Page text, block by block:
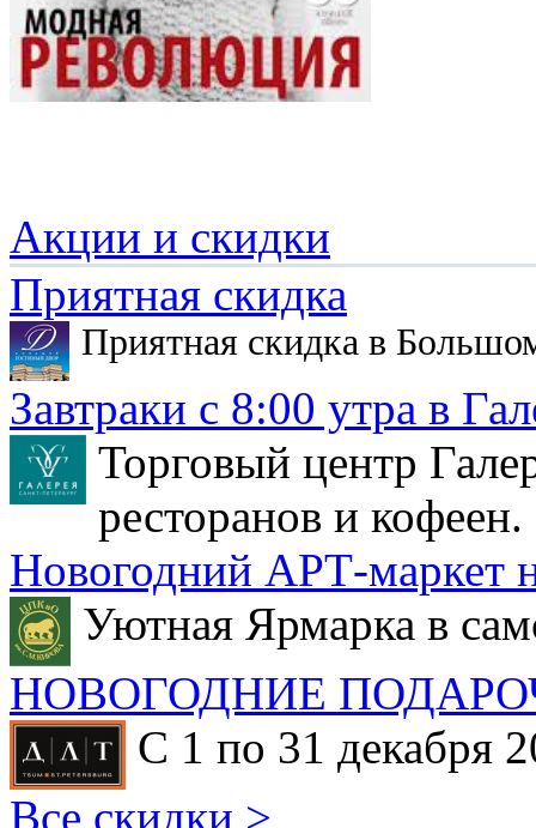
Акции и скидки
Приятная скидка
Приятная скидка в
Завтраки с 8:00 утра в
Торговый центр
ресторанов и кофеен.
Новогодний АРТ-маркет
Уютная Ярмарка в
НОВОГОДНИЕ
С 1 по 31 декабря
Все скидки >